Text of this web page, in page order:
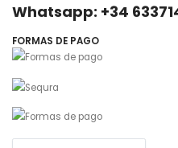
Whatsapp: +34
FORMAS DE PAGO